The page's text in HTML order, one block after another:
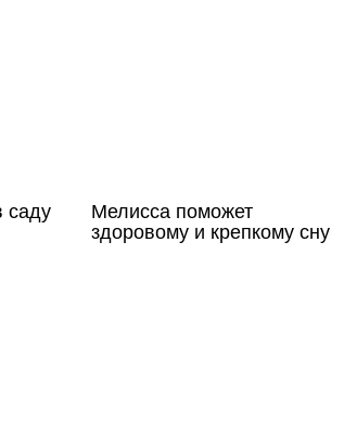
саду Мелисса поможет
здоровому и крепкому сну